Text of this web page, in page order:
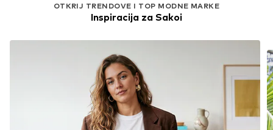
OTKRIJ TRENDOVE I TOP MODNE MARKE
Inspiracija za Sakoi